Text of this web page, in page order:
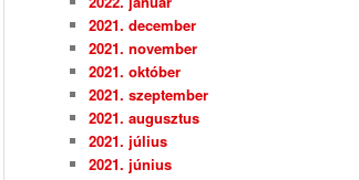
2021. december
2021. november
2021. október
2021. szeptember
2021. augusztus
2021. július
2021. június